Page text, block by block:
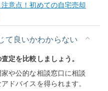
意点！初めての自宅売却
て良いかわからない
定を比較しましょう。
や公的な相談窓口に相談
ドバイスを得られます。